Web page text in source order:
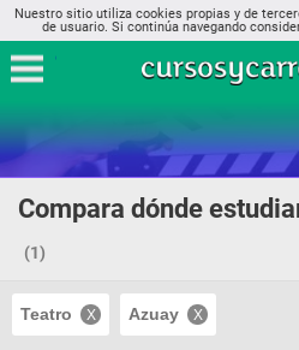
Nuestro sitio utiliza cookies propias y de
de usuario. Si continúa navegando
Compara dónde
(1)
Teatro Azuay